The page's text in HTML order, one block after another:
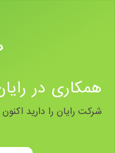
همکاری در
شرکت رایان را دارید